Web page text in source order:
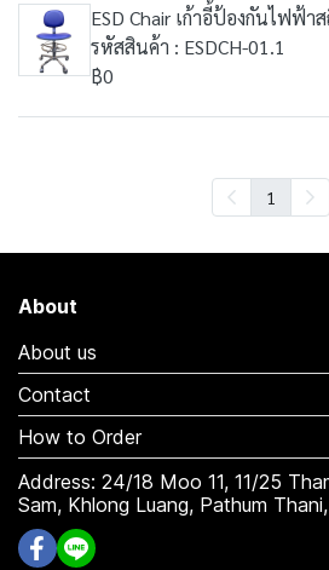
ESD Chair เก้าอี้ป้องกันไฟฟ้า
รหัสสินค้า : ESDCH-01.1
฿0
1
About
About us
Contact
How to Order
Address: 24/18 Moo 11, 11/25
Sam, Khlong Luang, Pathum